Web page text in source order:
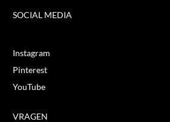
SOCIAL MEDIA
Instagram
Pinterest
YouTube
VRAGEN